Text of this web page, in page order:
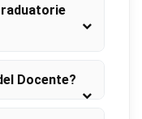
Docente?